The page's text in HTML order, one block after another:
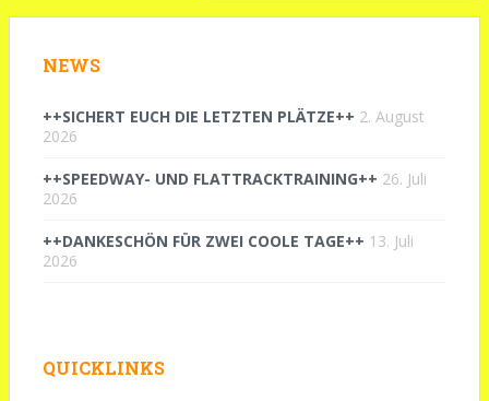
NEWS
++SICHERT EUCH DIE LETZTEN PLÄTZE++ 2. August
2026
++SPEEDWAY- UND FLATTRACKTRAINING++ 26. Juli
2026
++DANKESCHÖN FÜR ZWEI COOLE TAGE++ 13. Juli
2026
QUICKLINKS